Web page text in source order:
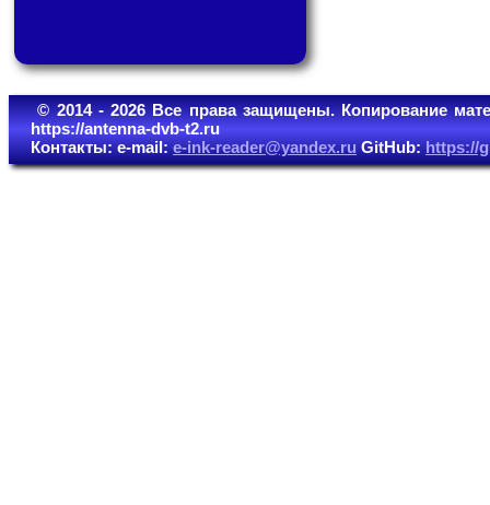
© 2014 - 2026 Все права защищены. Копирование
https://antenna-dvb-t2.ru
Контакты: e-mail:e-ink-reader@yandex.ruGitHub:https://